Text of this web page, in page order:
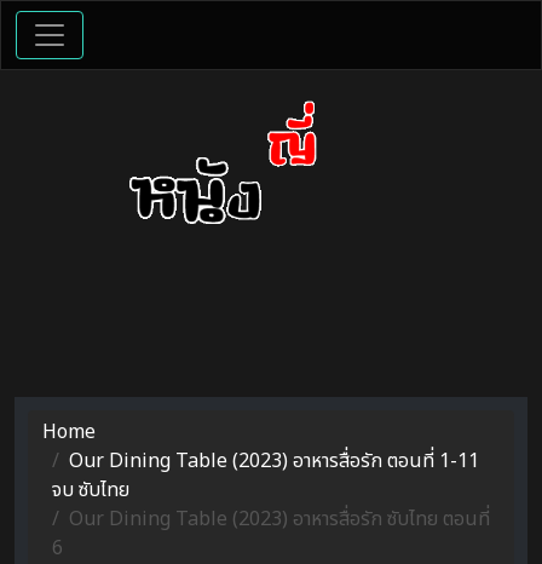
Home
Our Dining Table (2023) อาหารสื่อรัก ตอนที่ 1-11
จบ ซับไทย
Our Dining Table (2023) อาหารสื่อรัก ซับไทย ตอนที่
6